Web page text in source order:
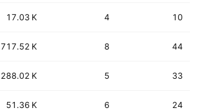
17.03 K 4 10
717.52 K 8 44
288.02 K 5 33
51.36 K 6 24